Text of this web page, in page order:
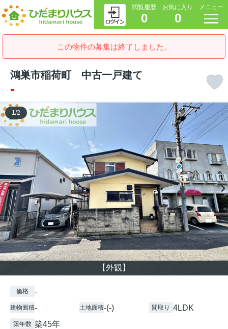
閲覧履歴
0
お気に入り
0
メニュー
この物件の募集は終了しました。
鴻巣市稲荷町 中古一戸建て
-
【外観】
1/2
価格 -
建物面積- 土地面積-(-) 間取り 4LDK
築年数 築45年